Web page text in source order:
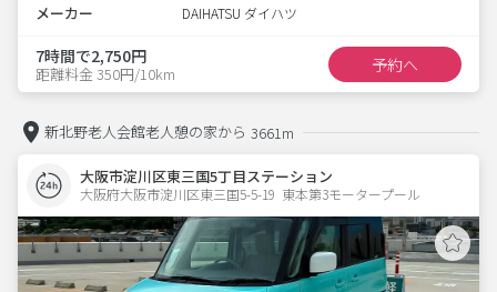
メーカー DAIHATSU ダイハツ
7時間で2,750円
距離料金 350円/10km 予約へ
新北野老人会館老人憩の家から 3661m
大阪市淀川区東三国5丁目ステーション
大阪府大阪市淀川区東三国5-5-19  東本第3モータープール